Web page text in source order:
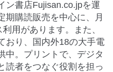
ン書店Fujisan.co.jpを運
期購読販売を中心に、月
用があります。また、
おり、国内外18の大手電
中。プリントで、デジタ
読者をつなぐ役割を担っ